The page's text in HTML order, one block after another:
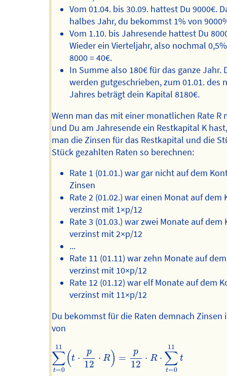
Vom 01.04. bis 30.09. hattest Du 9000€.
halbes Jahr, du bekommst 1% von
Vom 1.10. bis Jahresende hattest Du
Wieder ein Vierteljahr, also nochmal
8000 = 40€.
In Summe also 180€ für das ganze Jahr.
werden gutgeschrieben, zum 01.01. des
Jahres beträgt dein Kapital 8180€.
Wenn man das mit einer monatlichen Rate R
und Du am Jahresende ein Restkapital K
man die Zinsen für das Restkapital und die
Stück gezahlten Raten so berechnen:
Rate 1 (01.01.) war gar nicht auf dem
Zinsen
Rate 2 (01.02.) war einen Monat auf dem
verzinst mit 1×p/12
Rate 3 (01.03.) war zwei Monate auf dem
verzinst mit 2×p/12
...
Rate 11 (01.11) war zehn Monate auf
verzinst mit 10×p/12
Rate 12 (01.12) war elf Monate auf dem
verzinst mit 11×p/12
Du bekommst für die Raten demnach Zinsen
von
11
∑
t=0
(t ⋅
p
12
⋅ R) =
p
12
⋅ R ⋅
11
∑
t=0
t
∑t= 11t